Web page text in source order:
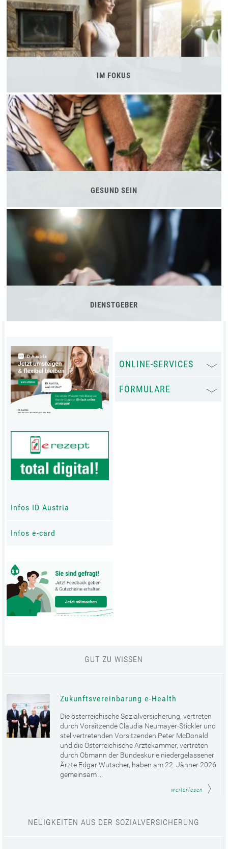
IM FOKUS
GESUND SEIN
DIENSTGEBER
Infos ID Austria
Infos e-card
ONLINE-SERVICES
FORMULARE
GUT ZU WISSEN
Zukunftsvereinbarung e-Health
Die österreichische Sozialversicherung, vertreten
durch Vorsitzende Claudia Neumayer-Stickler und
stellvertretenden Vorsitzenden Peter McDonald
und die Österreichische Ärztekammer, vertreten
durch Obmann der Bundeskurie niedergelassener
Ärzte Edgar Wutscher, haben am 22. Jänner 2026
gemeinsam ...
weiterlesen
NEUIGKEITEN AUS DER SOZIALVERSICHERUNG